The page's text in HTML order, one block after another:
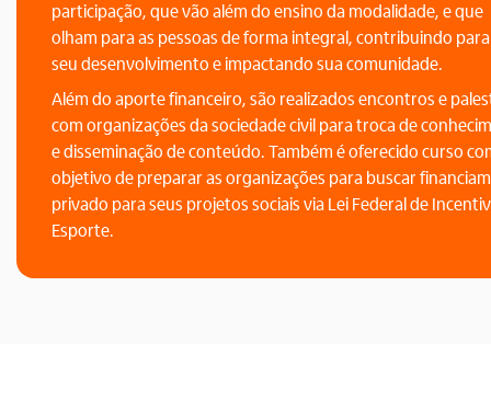
participação, que vão além do ensino da modalidade, e que
olham para as pessoas de forma integral, contribuindo
seu desenvolvimento e impactando sua comunidade.
Além do aporte financeiro, são realizados encontros e
com organizações da sociedade civil para troca de
e disseminação de conteúdo. Também é oferecido curso
objetivo de preparar as organizações para buscar
privado para seus projetos sociais via Lei Federal de
Esporte.